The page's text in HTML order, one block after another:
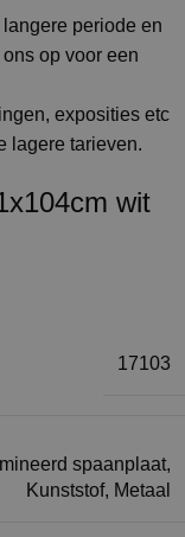
periode en
op voor een
exposities etc
lagere tarieven.
wit
17103
spaanplaat,
Kunststof, Metaal